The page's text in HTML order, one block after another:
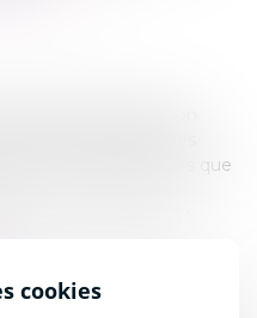
par l’exécution
vous proposer des
aux problématiques que
sont les suivants :
cookies